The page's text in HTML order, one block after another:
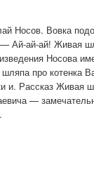
Носов. Вовка
Ай-ай-ай! Живая
Носова
про котенка
и. Рассказ Живая
—